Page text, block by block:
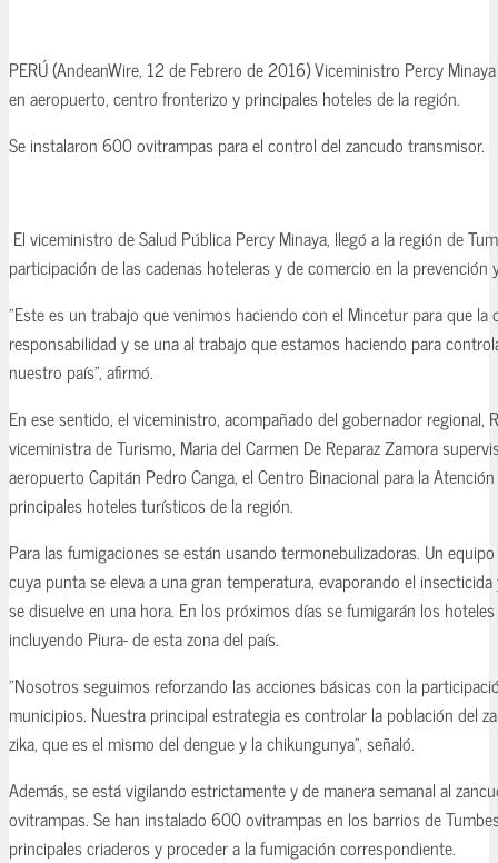
PERÚ (AndeanWire, 12 de Febrero de 2016) Viceministro Percy
en aeropuerto, centro fronterizo y principales hoteles de la región.
Se instalaron 600 ovitrampas para el control del zancudo transmisor.
El viceministro de Salud Pública Percy Minaya, llegó a la región de
participación de las cadenas hoteleras y de comercio en la prevención
"Este es un trabajo que venimos haciendo con el Mincetur para que la
responsabilidad y se una al trabajo que estamos haciendo para
nuestro país", afirmó.
En ese sentido, el viceministro, acompañado del gobernador regional,
viceministra de Turismo, Maria del Carmen De Reparaz Zamora
aeropuerto Capitán Pedro Canga, el Centro Binacional para la
principales hoteles turísticos de la región.
Para las fumigaciones se están usando termonebulizadoras. Un
cuya punta se eleva a una gran temperatura, evaporando el
se disuelve en una hora. En los próximos días se fumigarán los
incluyendo Piura- de esta zona del país.
"Nosotros seguimos reforzando las acciones básicas con la
municipios. Nuestra principal estrategia es controlar la población del
zika, que es el mismo del dengue y la chikungunya", señaló.
Además, se está vigilando estrictamente y de manera semanal al
ovitrampas. Se han instalado 600 ovitrampas en los barrios de
principales criaderos y proceder a la fumigación correspondiente.